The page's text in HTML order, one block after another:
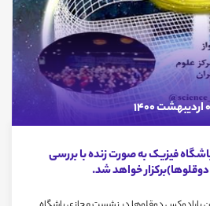
فیزیک به صورت زنده با بررسی
خواهد شد.